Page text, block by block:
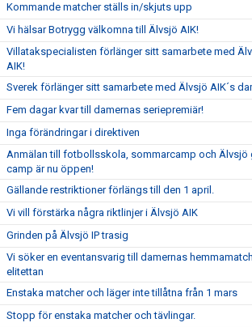
Kommande matcher ställs in/skjuts upp
Vi hälsar Botrygg välkomna till Älvsjö AIK!
Villatakspecialisten förlänger sitt samarbete med
AIK!
Sverek förlänger sitt samarbete med Älvsjö AIK´s
Fem dagar kvar till damernas seriepremiär!
Inga förändringar i direktiven
Anmälan till fotbollsskola, sommarcamp och Älvsjö
camp är nu öppen!
Gällande restriktioner förlängs till den 1 april.
Vi vill förstärka några riktlinjer i Älvsjö AIK
Grinden på Älvsjö IP trasig
Vi söker en eventansvarig till damernas
elitettan
Enstaka matcher och läger inte tillåtna från 1 mars
Stopp för enstaka matcher och tävlingar.